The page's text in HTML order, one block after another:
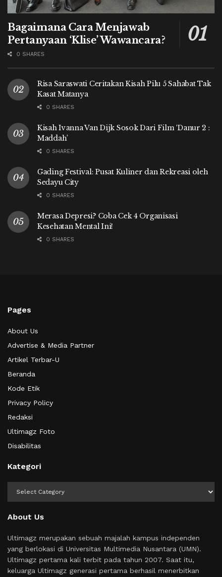
Bagaimana Cara Menjawab
Pertanyaan ‘Klise’ Wawancara?
0 SHARES
Risa Saraswati Ceritakan Kisah Pilu 5 Sahabat Tak
Kasat Matanya
0 SHARES
Kisah Ivanna Van Dijk Sosok Dari Film ‘Danur 2 :
Maddah’
0 SHARES
Gading Festival: Pusat Kuliner dan Rekreasi oleh
Sedayu City
0 SHARES
Merasa Depresi? Coba Cek 4 Organisasi
Kesehatan Mental Ini!
0 SHARES
Pages
About Us
Advertise & Media Partner
Artikel Terbar-U
Beranda
Kode Etik
Privacy Policy
Redaksi
Ultimagz Foto
Disabilitas
Kategori
About Us
Ultimagz merupakan sebuah majalah kampus independen
yang berlokasi di Universitas Multimedia Nusantara (UMN).
Ultimagz pertama kali terbit pada tahun 2007. Saat itu,
keluarga Ultimagz generasi pertama berhasil menerbitkan